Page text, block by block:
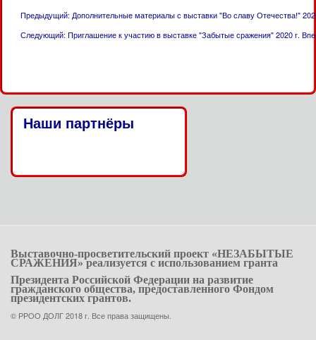
Предыдущий: Дополнительные материалы с выставки "Во славу Отечества!"
Следующий: Приглашение к участию в выставке "Забытые сражения" 2020 г.
Наши партнёры
Выставочно-просветительский проект «НЕЗАБЫТЫЕ
СРАЖЕНИЯ» реализуется с использованием гранта
Президента Российской Федерации на развитие
гражданского общества, предоставленного Фондом
президентских грантов.
© РРOO ДОЛГ 2018 г. Все права защищены.